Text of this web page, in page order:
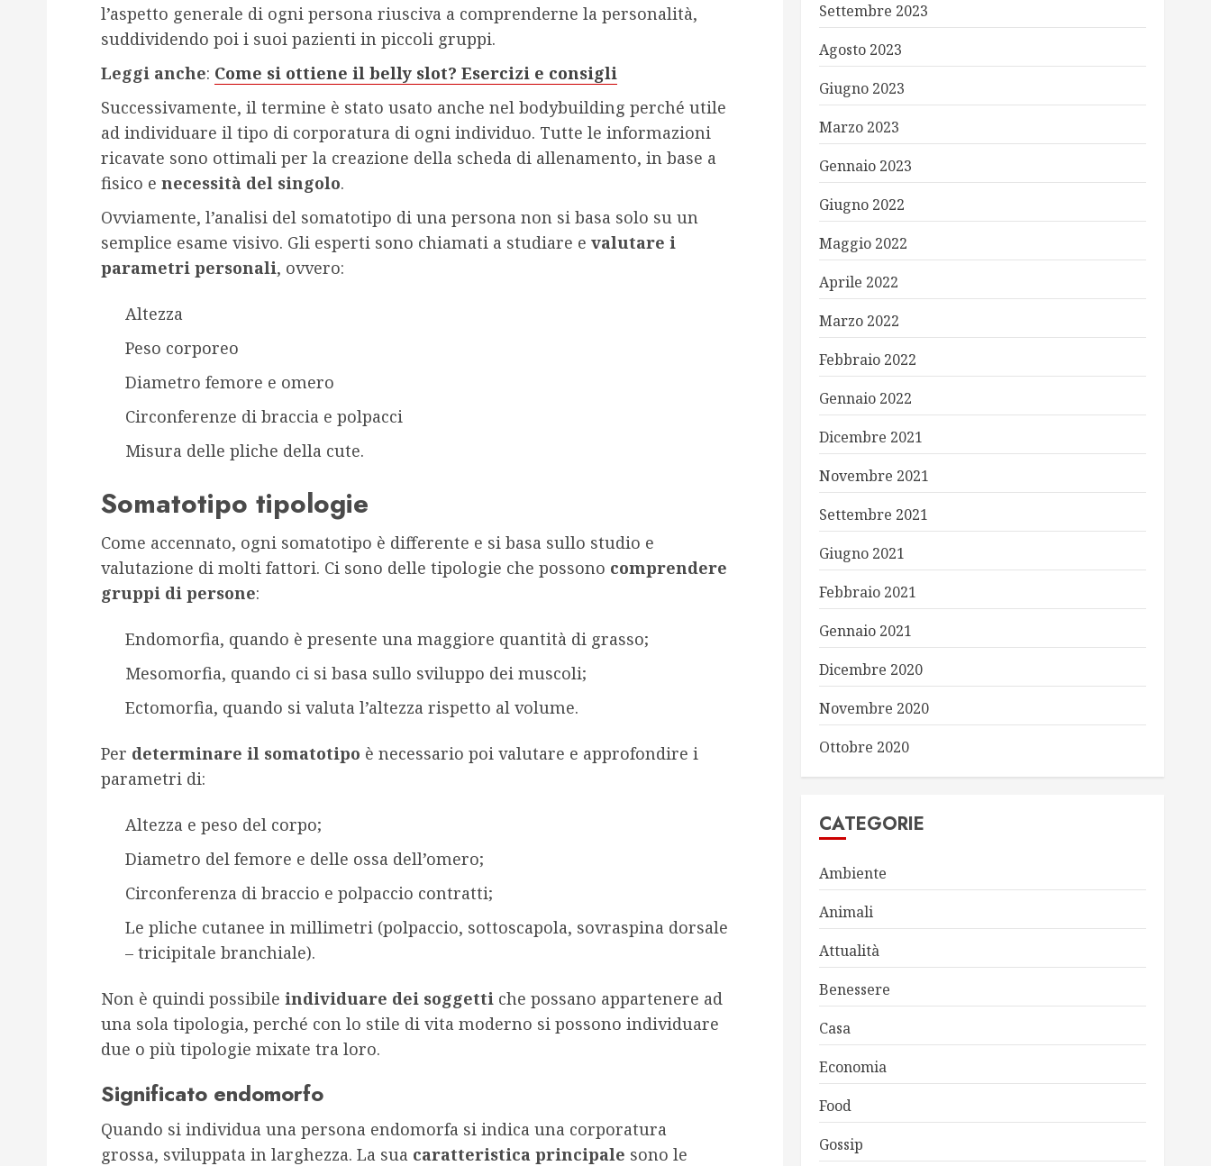
l’aspetto generale di ogni persona riusciva a comprenderne la personalità,
suddividendo poi i suoi pazienti in piccoli gruppi.
Leggi anche: Come si ottiene il belly slot? Esercizi e consigli
Successivamente, il termine è stato usato anche nel bodybuilding perché utile
ad individuare il tipo di corporatura di ogni individuo. Tutte le informazioni
ricavate sono ottimali per la creazione della scheda di allenamento, in base a
fisico e necessità del singolo.
Ovviamente, l’analisi del somatotipo di una persona non si basa solo su un
semplice esame visivo. Gli esperti sono chiamati a studiare e valutare i
parametri personali, ovvero:
Altezza
Peso corporeo
Diametro femore e omero
Circonferenze di braccia e polpacci
Misura delle pliche della cute.
Somatotipo tipologie
Come accennato, ogni somatotipo è differente e si basa sullo studio e
valutazione di molti fattori. Ci sono delle tipologie che possono comprendere
gruppi di persone:
Endomorfia, quando è presente una maggiore quantità di grasso;
Mesomorfia, quando ci si basa sullo sviluppo dei muscoli;
Ectomorfia, quando si valuta l’altezza rispetto al volume.
Per determinare il somatotipo è necessario poi valutare e approfondire i
parametri di:
Altezza e peso del corpo;
Diametro del femore e delle ossa dell’omero;
Circonferenza di braccio e polpaccio contratti;
Le pliche cutanee in millimetri (polpaccio, sottoscapola, sovraspina dorsale
– tricipitale branchiale).
Non è quindi possibile individuare dei soggetti che possano appartenere ad
una sola tipologia, perché con lo stile di vita moderno si possono individuare
due o più tipologie mixate tra loro.
Significato endomorfo
Quando si individua una persona endomorfa si indica una corporatura
grossa, sviluppata in larghezza. La sua caratteristica principale sono le
Settembre 2023
Agosto 2023
Giugno 2023
Marzo 2023
Gennaio 2023
Giugno 2022
Maggio 2022
Aprile 2022
Marzo 2022
Febbraio 2022
Gennaio 2022
Dicembre 2021
Novembre 2021
Settembre 2021
Giugno 2021
Febbraio 2021
Gennaio 2021
Dicembre 2020
Novembre 2020
Ottobre 2020
CATEGORIE
Ambiente
Animali
Attualità
Benessere
Casa
Economia
Food
Gossip